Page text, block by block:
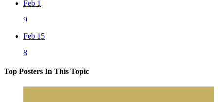
Feb 1
9
Feb 15
8
Top Posters In This Topic